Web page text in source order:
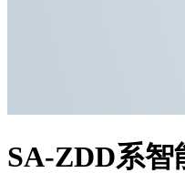
SA-ZDD系智